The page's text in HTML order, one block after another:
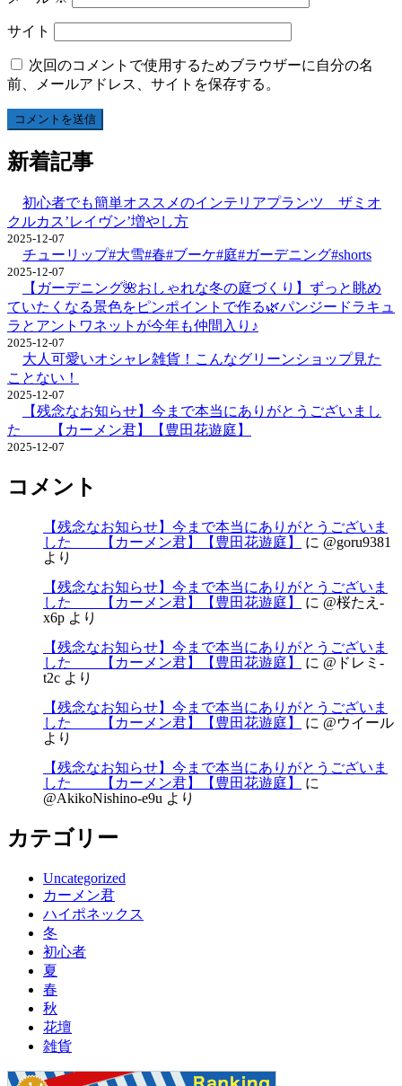
サイト
次回のコメントで使用するためブラウザーに自分の名
前、メールアドレス、サイトを保存する。
新着記事
初心者でも簡単オススメのインテリアプランツ ザミオ
クルカス’レイヴン’増やし方
2025-12-07
チューリップ#大雪#春#ブーケ#庭#ガーデニング#shorts
2025-12-07
【ガーデニング🌺おしゃれな冬の庭づくり】ずっと眺め
ていたくなる景色をピンポイントで作る🌿パンジードラキュ
ラとアントワネットが今年も仲間入り♪
2025-12-07
大人可愛いオシャレ雑貨！こんなグリーンショップ見た
ことない！
2025-12-07
【残念なお知らせ】今まで本当にありがとうございまし
た 【カーメン君】【豊田花遊庭】
2025-12-07
コメント
【残念なお知らせ】今まで本当にありがとうございま
した 【カーメン君】【豊田花遊庭】
に @goru9381
より
【残念なお知らせ】今まで本当にありがとうございま
した 【カーメン君】【豊田花遊庭】
に @桜たえ-
x6p より
【残念なお知らせ】今まで本当にありがとうございま
した 【カーメン君】【豊田花遊庭】
に @ドレミ-
t2c より
【残念なお知らせ】今まで本当にありがとうございま
した 【カーメン君】【豊田花遊庭】
に @ウイール
より
【残念なお知らせ】今まで本当にありがとうございま
した 【カーメン君】【豊田花遊庭】
に
@AkikoNishino-e9u より
カテゴリー
Uncategorized
カーメン君
ハイポネックス
冬
初心者
夏
春
秋
花壇
雑貨